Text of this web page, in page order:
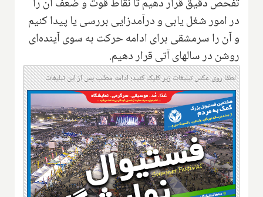
تفحص دقیق قرار دهیم تا نقاط قوت و ضعف آن را
در امور شغل یابی و درآمد‌زایی بررسی یا پیدا کنیم
و آن را سر‌مشقی برای ادامه حرکت به سوی آینده‌ای
روشن در سالهای آتی قرار دهیم.
لطفا روی عکس تبلیغات زیر کلیک کنید؛ ادامه مطلب پس از این تبلیغات